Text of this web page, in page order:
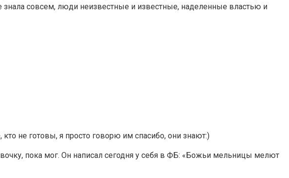
знала совсем, люди неизвестные и известные, наделенные властью и
кто не готовы, я просто говорю им спасибо, они знают:)
пока мог. Он написал сегодня у себя в ФБ: «Божьи мельницы мелют